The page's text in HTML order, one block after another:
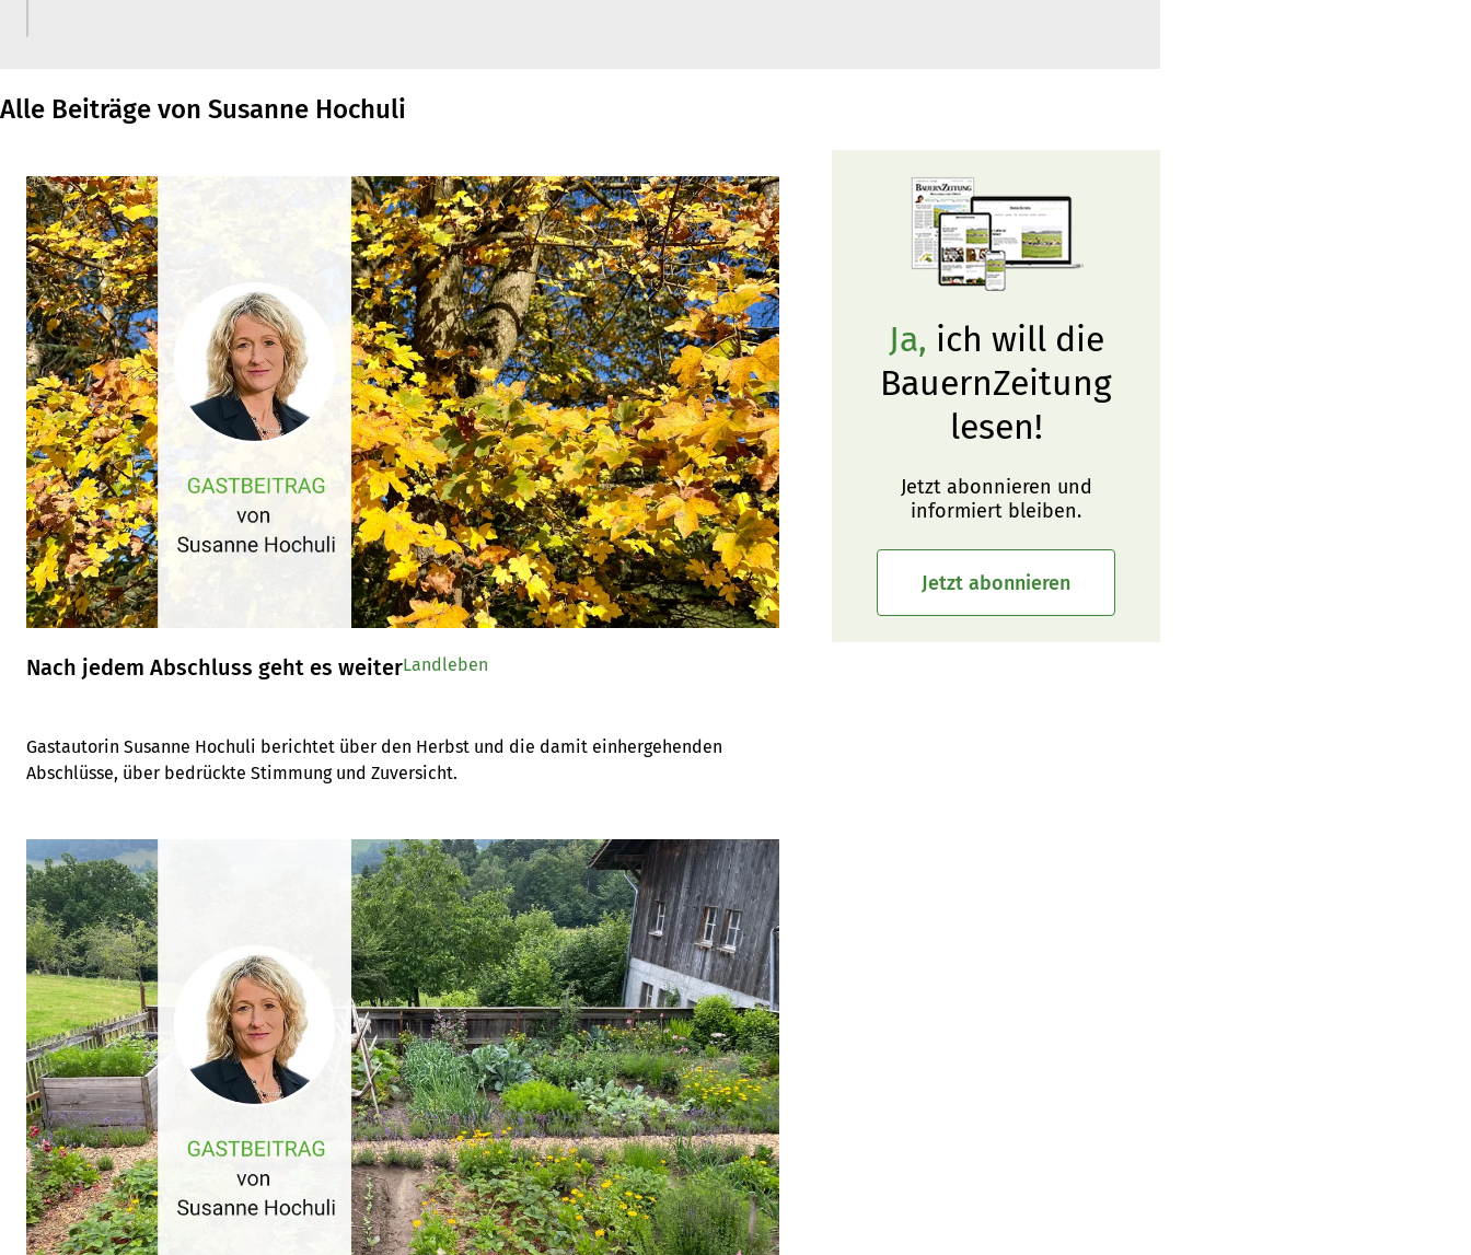
Alle Beiträge von Susanne Hochuli
Nach jedem Abschluss geht es weiter
Gastautorin Susanne Hochuli berichtet über den Herbst und die damit einhergehenden
Abschlüsse, über bedrückte Stimmung und Zuversicht.
Landleben
Ja, ich will die
BauernZeitung
lesen!
Jetzt abonnieren und
informiert bleiben.
Jetzt abonnieren